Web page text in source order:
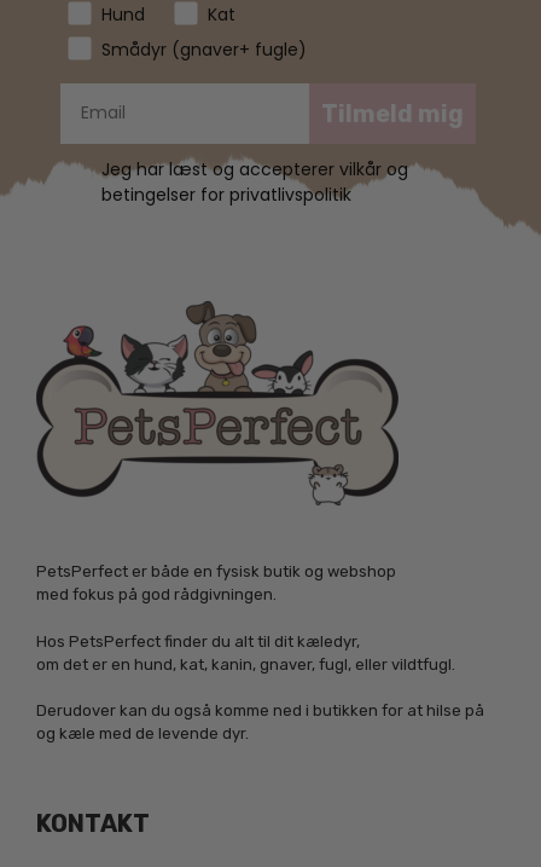
Hund
Kat
Smådyr (gnaver+ fugle)
Tilmeld mig
Jeg har læst og accepterer vilkår og
betingelser for privatlivspolitik
PetsPerfect er både en fysisk butik og webshop
med fokus på god rådgivningen.
Hos PetsPerfect finder du alt til dit kæledyr,
om det er en hund, kat, kanin, gnaver, fugl, eller vildtfugl.
Derudover kan du også komme ned i butikken for at hilse på
og kæle med de levende dyr.
KONTAKT